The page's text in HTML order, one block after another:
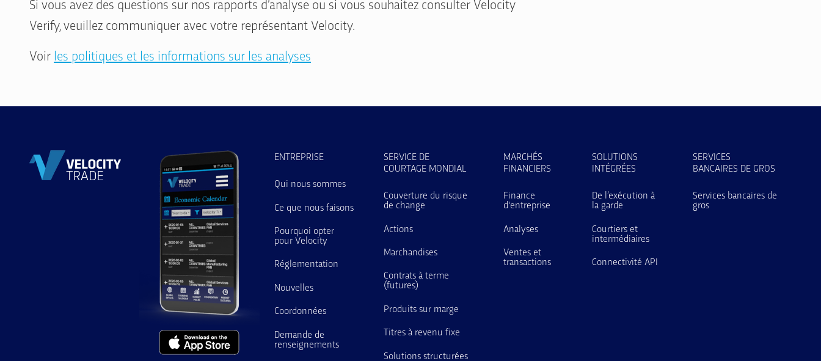
Si vous avez des questions sur nos rapports d’analyse ou si vous souhaitez consulter Velocity
Verify, veuillez communiquer avec votre représentant Velocity.
Voir les politiques et les informations sur les analyses
ENTREPRISE
Qui nous sommes
Ce que nous faisons
Pourquoi opter
pour Velocity
Réglementation
Nouvelles
Coordonnées
Demande de
renseignements
SERVICE DE
COURTAGE MONDIAL
Couverture du risque
de change
Actions
Marchandises
Contrats à terme
(futures)
Produits sur marge
Titres à revenu fixe
Solutions structurées
MARCHÉS
FINANCIERS
Finance
d'entreprise
Analyses
Ventes et
transactions
SOLUTIONS
INTÉGRÉES
De l’exécution à
la garde
Courtiers et
intermédiaires
Connectivité API
SERVICES
BANCAIRES DE GROS
Services bancaires de
gros